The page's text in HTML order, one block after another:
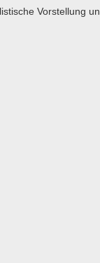
Vorstellung